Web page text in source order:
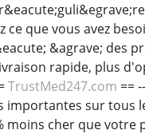
que vous avez
&agrave; des
rapide, plus
TrustMed247.com ==
importantes sur tous
moins cher que